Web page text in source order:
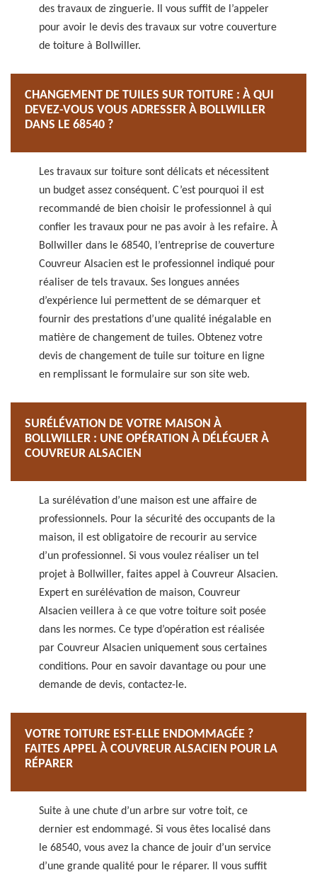
des travaux de zinguerie. Il vous suffit de l’appeler
pour avoir le devis des travaux sur votre couverture
de toiture à Bollwiller.
CHANGEMENT DE TUILES SUR TOITURE : À QUI
DEVEZ-VOUS VOUS ADRESSER À BOLLWILLER
DANS LE 68540 ?
Les travaux sur toiture sont délicats et nécessitent
un budget assez conséquent. C’est pourquoi il est
recommandé de bien choisir le professionnel à qui
confier les travaux pour ne pas avoir à les refaire. À
Bollwiller dans le 68540, l’entreprise de couverture
Couvreur Alsacien est le professionnel indiqué pour
réaliser de tels travaux. Ses longues années
d’expérience lui permettent de se démarquer et
fournir des prestations d’une qualité inégalable en
matière de changement de tuiles. Obtenez votre
devis de changement de tuile sur toiture en ligne
en remplissant le formulaire sur son site web.
SURÉLÉVATION DE VOTRE MAISON À
BOLLWILLER : UNE OPÉRATION À DÉLÉGUER À
COUVREUR ALSACIEN
La surélévation d’une maison est une affaire de
professionnels. Pour la sécurité des occupants de la
maison, il est obligatoire de recourir au service
d’un professionnel. Si vous voulez réaliser un tel
projet à Bollwiller, faites appel à Couvreur Alsacien.
Expert en surélévation de maison, Couvreur
Alsacien veillera à ce que votre toiture soit posée
dans les normes. Ce type d’opération est réalisée
par Couvreur Alsacien uniquement sous certaines
conditions. Pour en savoir davantage ou pour une
demande de devis, contactez-le.
VOTRE TOITURE EST-ELLE ENDOMMAGÉE ?
FAITES APPEL À COUVREUR ALSACIEN POUR LA
RÉPARER
Suite à une chute d’un arbre sur votre toit, ce
dernier est endommagé. Si vous êtes localisé dans
le 68540, vous avez la chance de jouir d’un service
d’une grande qualité pour le réparer. Il vous suffit